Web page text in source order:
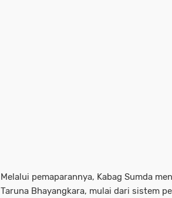
Melalui pemaparannya, Kabag Sumda
Taruna Bhayangkara, mulai dari sistem